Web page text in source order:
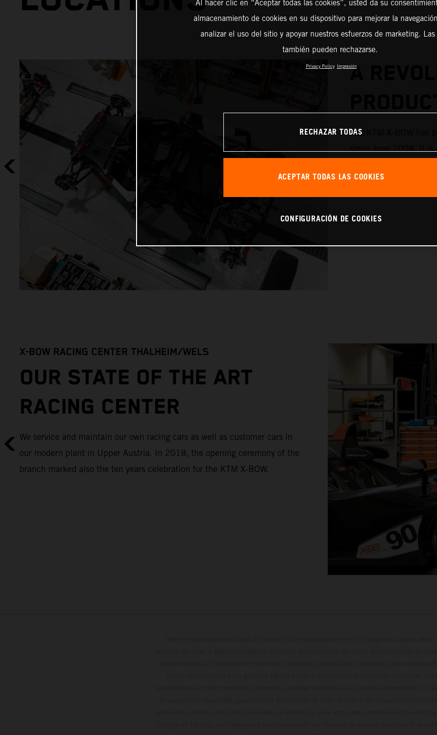
A
The KTM X-BOW has
since June 2008. It
production facilities
with the latest
X-BOW RACING CENTER THALHEIM/WELS
OUR STATE OF THE ART
RACING CENTER
We service and maintain our own racing cars as well as customer cars in
our modern plant in Upper Austria. In 2018, the opening ceremony of the
branch marked also the ten years celebration for the KTM X-BOW.
Al hacer clic en “Aceptar todas las cookies”, usted da su
almacenamiento de cookies en su dispositivo para mejorar la
analizar el uso del sitio y apoyar nuestros esfuerzos de marketing. Las
también pueden rechazarse.
Privacy Policy Impresión
RECHAZAR TODAS
ACEPTAR TODAS LAS COOKIES
CONFIGURACIÓN DE COOKIES